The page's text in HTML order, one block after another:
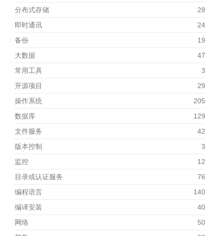
分布式存储
28
即时通讯
24
备份
19
大数据
47
常用工具
3
开源项目
29
操作系统
205
数据库
129
文件服务
42
版本控制
3
监控
12
目录或认证服务
76
编程语言
140
编译安装
40
网络
50